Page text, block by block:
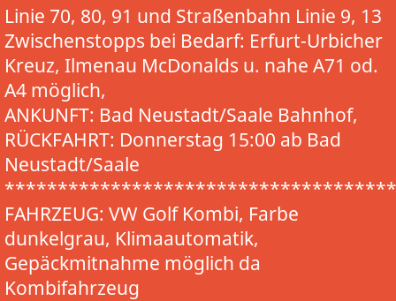
Linie 70, 80, 91 und Straßenbahn Linie 9, 13
Zwischenstopps bei Bedarf: Erfurt-Urbicher
Kreuz, Ilmenau McDonalds u. nahe A71 od.
A4 möglich,
ANKUNFT: Bad Neustadt/Saale Bahnhof,
RÜCKFAHRT: Donnerstag 15:00 ab Bad
Neustadt/Saale
FAHRZEUG: VW Golf Kombi, Farbe
dunkelgrau, Klimaautomatik,
Gepäckmitnahme möglich da
Kombifahrzeug